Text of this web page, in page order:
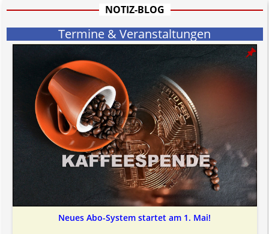
Bitte beachten Sie in dem Zusammenhang auch unsereAGB.
NOTIZ-BLOG
Termine & Veranstaltungen
Neues Abo-System startet am 1. Mai!